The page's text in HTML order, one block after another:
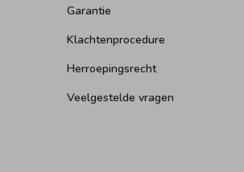
Garantie
Klachtenprocedure
Herroepingsrecht
Veelgestelde vragen